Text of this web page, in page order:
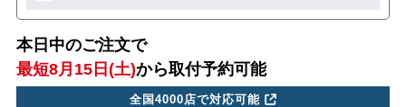
本日中のご注文で
最短8月15日(土)から取付予約可能
全国4000店で対応可能